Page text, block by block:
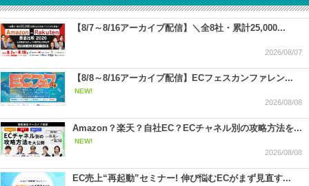
【8/7～8/16アーカイブ配信】＼全8社・累計25,000...
2026/08/07
【8/8～8/16アーカイブ配信】ECフェスカンファレン...
NEW!
2026/08/08
Amazon？楽天？自社EC？ECチャネル別の攻略方法を...
NEW!
2026/08/08
EC売上“再起動”セミナー! 伸び悩むECがまず見直す...